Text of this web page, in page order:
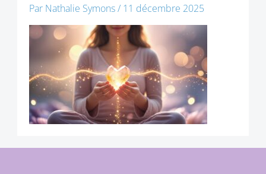
Par Nathalie Symons/ 11 décembre 2025